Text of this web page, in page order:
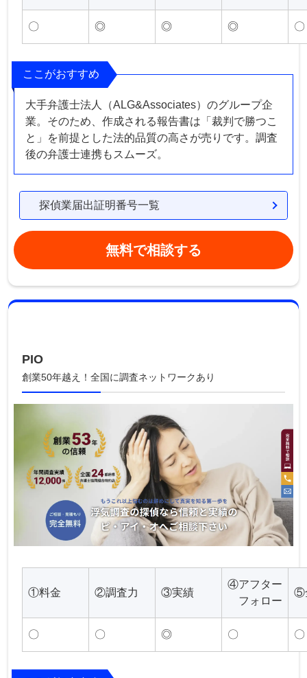
〇 ◎ ◎ ◎ 〇
ここがおすすめ
大手弁護士法人（ALG&Associates）のグループ企
業。そのため、作成される報告書は「裁判で勝つこ
と」を前提とした法的品質の高さが売りです。調査
後の弁護士連携もスムーズ。
探偵業届出証明番号一覧
無料で相談する
PIO
創業50年越え！全国に調査ネットワークあり
①料金 ②調査力 ③実績
④アフター
フォロー
⑤
〇 〇 ◎ 〇 〇